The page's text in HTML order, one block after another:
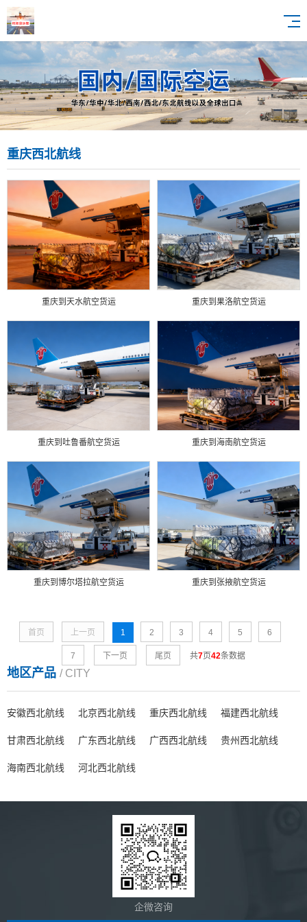
重庆西北航线
重庆到天水航空货运 重庆到果洛航空货运
重庆到吐鲁番航空货运 重庆到海南航空货运
重庆到博尔塔拉航空货运 重庆到张掖航空货运
首页 上一页 1 2 3 4 5 6
7 下一页 尾页 共7页42条数据
地区产品 / CITY
安徽西北航线 北京西北航线 重庆西北航线 福建西北航线
甘肃西北航线 广东西北航线 广西西北航线 贵州西北航线
海南西北航线 河北西北航线
企微咨询